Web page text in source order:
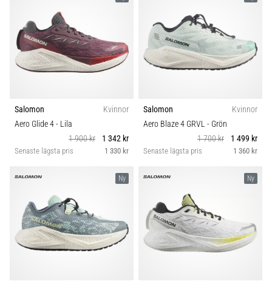
Salomon
Kvinnor
Aero Glide 4- Lila
1 900 kr
1 342 kr
Senaste lägsta pris 1 330 kr
Salomon
Kvinnor
Aero Blaze 4 GRVL - Grön
1 700 kr
1 499 kr
Senaste lägsta pris 1 360 kr
Ny Ny